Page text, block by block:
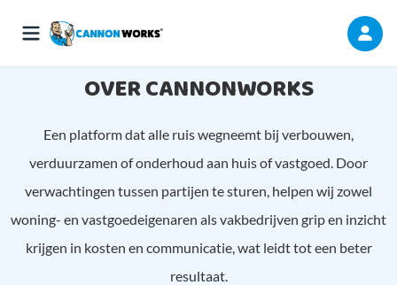
OVER CANNONWORKS
Een platform dat alle ruis wegneemt bij verbouwen,
verduurzamen of onderhoud aan huis of vastgoed. Door
verwachtingen tussen partijen te sturen, helpen wij zowel
woning- en vastgoedeigenaren als vakbedrijven grip en inzicht
krijgen in kosten en communicatie, wat leidt tot een beter
resultaat.